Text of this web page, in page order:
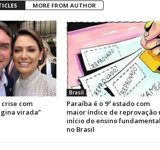
MORE FROM AUTHOR
com
virada”
Brasil
Paraíba é o 9º estado com
maior índice de reprovação
início do ensino fundamental
no Brasil